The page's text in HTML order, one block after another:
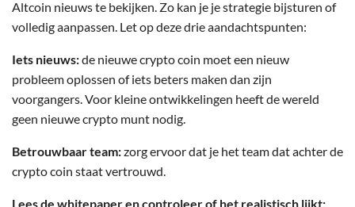
Altcoin nieuws te bekijken. Zo kan je je strategie bijsturen of
volledig aanpassen. Let op deze drie aandachtspunten:
Iets nieuws:de nieuwe crypto coin moet een nieuw
probleem oplossen of iets beters maken dan zijn
voorgangers. Voor kleine ontwikkelingen heeft de wereld
geen nieuwe crypto munt nodig.
Betrouwbaar team:zorg ervoor dat je het team dat achter de
crypto coin staat vertrouwd.
Lees de whitepaper en controleer of het realistisch lijkt: